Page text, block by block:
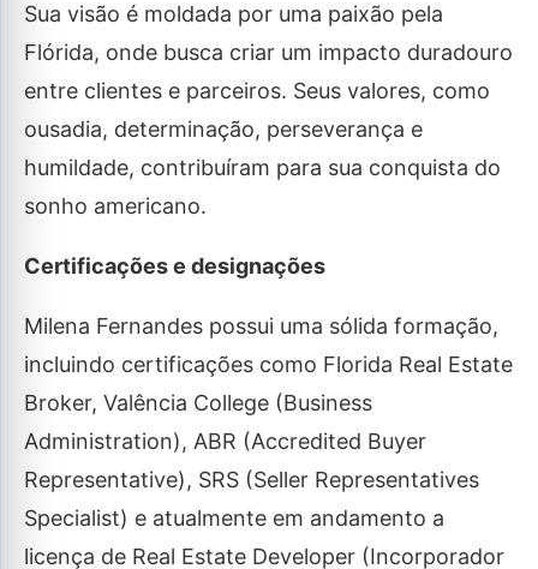
Sua visão é moldada por uma paixão pela
Flórida, onde busca criar um impacto duradouro
entre clientes e parceiros. Seus valores, como
ousadia, determinação, perseverança e
humildade, contribuíram para sua conquista do
sonho americano.
Certificações e designações
Milena Fernandes possui uma sólida formação,
incluindo certificações como Florida Real Estate
Broker, Valência College (Business
Administration), ABR (Accredited Buyer
Representative), SRS (Seller Representatives
Specialist) e atualmente em andamento a
licença de Real Estate Developer (Incorporador